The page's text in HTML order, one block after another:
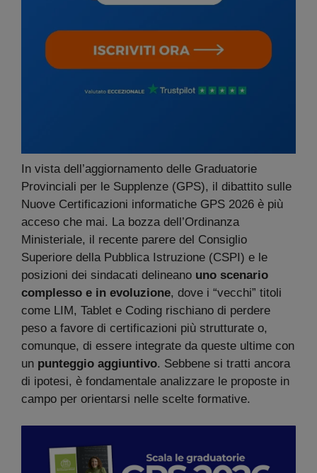
In vista dell’aggiornamento delle Graduatorie
Provinciali per le Supplenze (GPS), il dibattito sulle
Nuove Certificazioni informatiche GPS 2026 è più
acceso che mai. La bozza dell’Ordinanza
Ministeriale, il recente parere del Consiglio
Superiore della Pubblica Istruzione (CSPI) e le
posizioni dei sindacati delineano uno scenario
complesso e in evoluzione, dove i “vecchi” titoli
come LIM, Tablet e Coding rischiano di perdere
peso a favore di certificazioni più strutturate o,
comunque, di essere integrate da queste ultime con
un punteggio aggiuntivo. Sebbene si tratti ancora
di ipotesi, è fondamentale analizzare le proposte in
campo per orientarsi nelle scelte formative.